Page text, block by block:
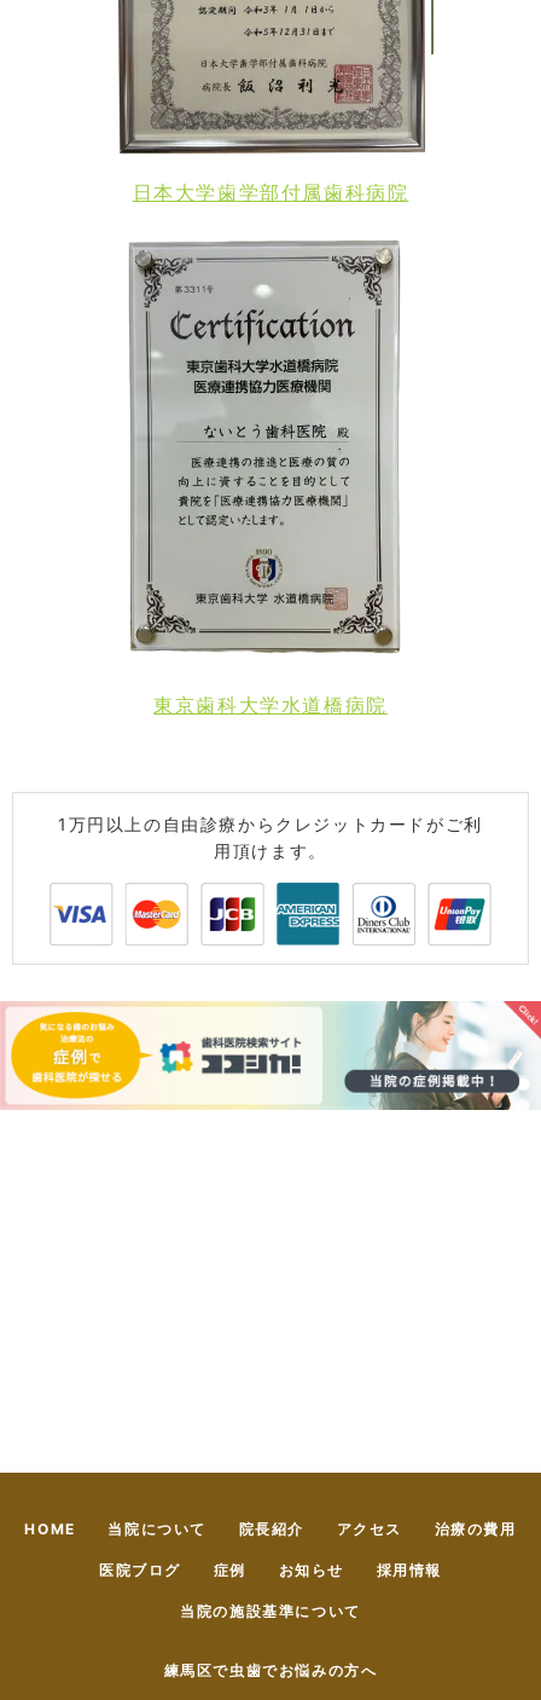
日本大学歯学部付属歯科病院
東京歯科大学水道橋病院
1万円以上の自由診療からクレジットカードがご利
用頂けます。
HOME 当院について 院長紹介 アクセス 治療の費用
医院ブログ 症例 お知らせ 採用情報
当院の施設基準について
練馬区で虫歯でお悩みの方へ